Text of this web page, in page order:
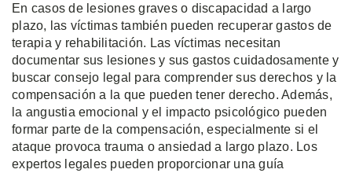
En casos de lesiones graves o discapacidad a largo
plazo, las víctimas también pueden recuperar gastos de
terapia y rehabilitación. Las víctimas necesitan
documentar sus lesiones y sus gastos cuidadosamente y
buscar consejo legal para comprender sus derechos y la
compensación a la que pueden tener derecho. Además,
la angustia emocional y el impacto psicológico pueden
formar parte de la compensación, especialmente si el
ataque provoca trauma o ansiedad a largo plazo. Los
expertos legales pueden proporcionar una guía